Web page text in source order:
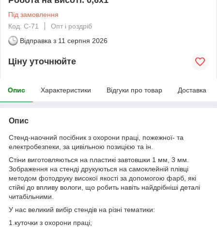
Під замовлення
Код: С-71
Опт і роздріб
Відправка з 11 серпня 2026
Ціну уточнюйте
Опис Характеристики Відгуки про товар Доставка
Опис
Стенд-наочний посібник з охорони праці, пожежної- та
електробезпеки, за цивільною позицією та ін.
Стіни виготовляються на пластикі завтовшки 1 мм, 3 мм.
Зображення на стенді друкуються на самоклейній плівці
методом фотодруку високої якості за допомогою фарб, які
стійкі до впливу вологи, що робить навіть найдрібніші деталі
читабільними.
У нас великий вибір стендів на різні тематики:
1.куточки з охорони праці;